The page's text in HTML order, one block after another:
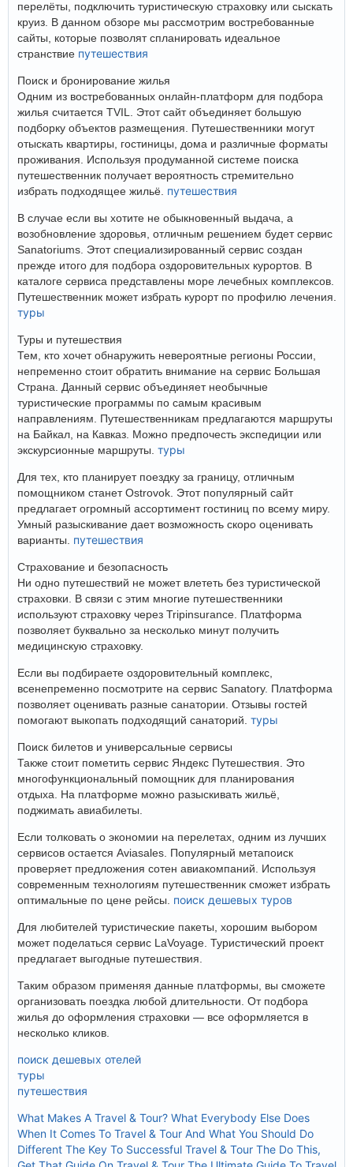
перелёты, подключить туристическую страховку или сыскать
круиз. В данном обзоре мы рассмотрим востребованные
сайты, которые позволят спланировать идеальное
странствие путешествия
Поиск и бронирование жилья
Одним из востребованных онлайн-платформ для подбора
жилья считается TVIL. Этот сайт объединяет большую
подборку объектов размещения. Путешественники могут
отыскать квартиры, гостиницы, дома и различные форматы
проживания. Используя продуманной системе поиска
путешественник получает вероятность стремительно
избрать подходящее жильё. путешествия
В случае если вы хотите не обыкновенный выдача, а
возобновление здоровья, отличным решением будет сервис
Sanatoriums. Этот специализированный сервис создан
прежде итого для подбора оздоровительных курортов. В
каталоге сервиса представлены море лечебных комплексов.
Путешественник может избрать курорт по профилю лечения.
туры
Туры и путешествия
Тем, кто хочет обнаружить невероятные регионы России,
непременно стоит обратить внимание на сервис Большая
Страна. Данный сервис объединяет необычные
туристические программы по самым красивым
направлениям. Путешественникам предлагаются маршруты
на Байкал, на Кавказ. Можно предпочесть экспедиции или
экскурсионные маршруты. туры
Для тех, кто планирует поездку за границу, отличным
помощником станет Ostrovok. Этот популярный сайт
предлагает огромный ассортимент гостиниц по всему миру.
Умный разыскивание дает возможность скоро оценивать
варианты. путешествия
Страхование и безопасность
Ни одно путешествий не может влететь без туристической
страховки. В связи с этим многие путешественники
используют страховку через Tripinsurance. Платформа
позволяет буквально за несколько минут получить
медицинскую страховку.
Если вы подбираете оздоровительный комплекс,
всенепременно посмотрите на сервис Sanatory. Платформа
позволяет оценивать разные санатории. Отзывы гостей
помогают выкопать подходящий санаторий. туры
Поиск билетов и универсальные сервисы
Также стоит пометить сервис Яндекс Путешествия. Это
многофункциональный помощник для планирования
отдыха. На платформе можно разыскивать жильё,
поджимать авиабилеты.
Если толковать о экономии на перелетах, одним из лучших
сервисов остается Aviasales. Популярный метапоиск
проверяет предложения сотен авиакомпаний. Используя
современным технологиям путешественник сможет избрать
оптимальные по цене рейсы. поиск дешевых туров
Для любителей туристические пакеты, хорошим выбором
может поделаться сервис LaVoyage. Туристический проект
предлагает выгодные путешествия.
Таким образом применяя данные платформы, вы сможете
организовать поездка любой длительности. От подбора
жилья до оформления страховки — все оформляется в
несколько кликов.
поиск дешевых отелей
туры
путешествия
What Makes A Travel & Tour? What Everybody Else Does
When It Comes To Travel & Tour And What You Should Do
Different The Key To Successful Travel & Tour The Do This,